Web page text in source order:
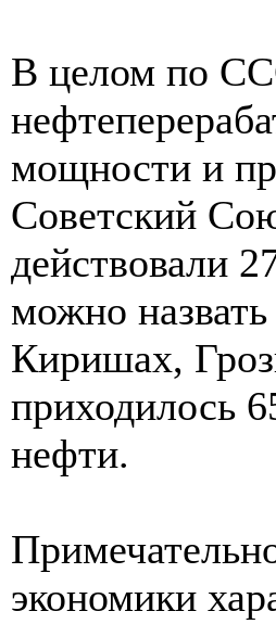
В целом по
мощности и
Советский
действовали
можно
Киришах,
приходилось
нефти.
экономики